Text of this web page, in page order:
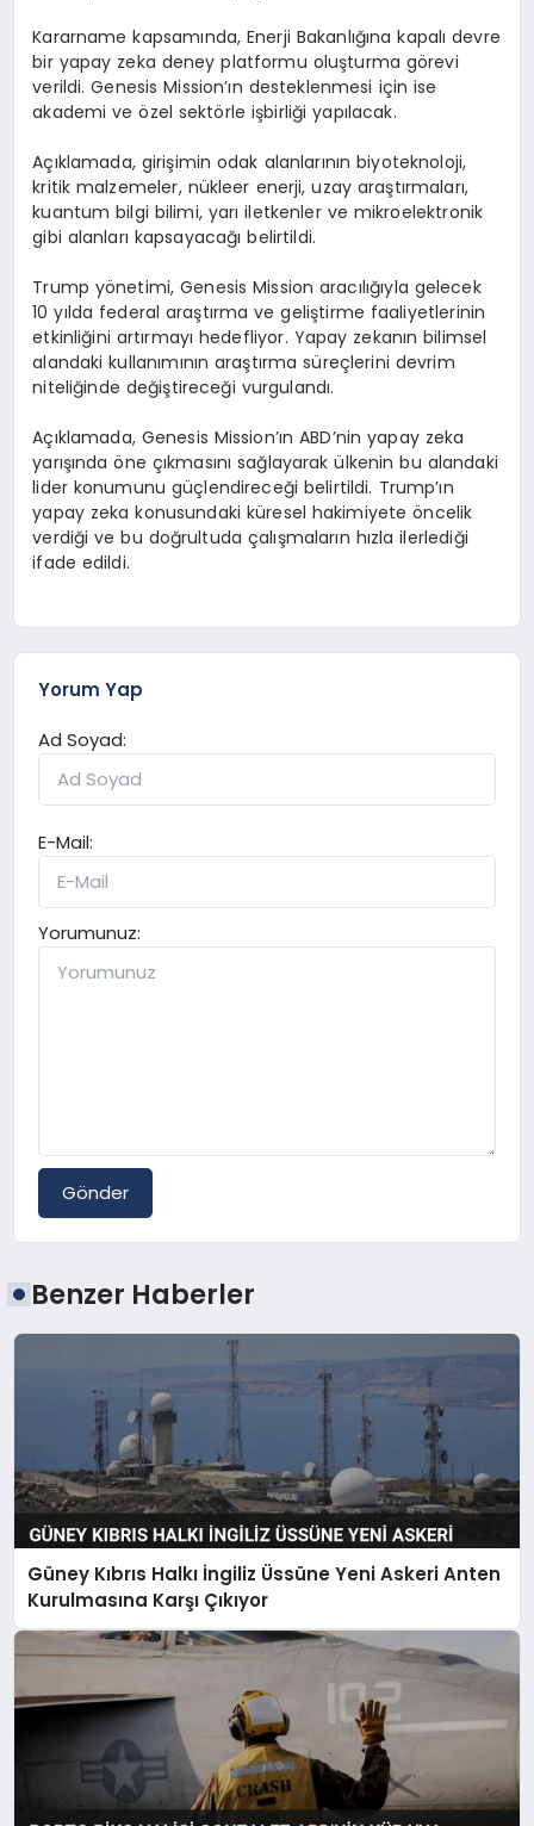
Kararname kapsamında, Enerji Bakanlığına kapalı devre
bir yapay zeka deney platformu oluşturma görevi
verildi. Genesis Mission’ın desteklenmesi için ise
akademi ve özel sektörle işbirliği yapılacak.
Açıklamada, girişimin odak alanlarının biyoteknoloji,
kritik malzemeler, nükleer enerji, uzay araştırmaları,
kuantum bilgi bilimi, yarı iletkenler ve mikroelektronik
gibi alanları kapsayacağı belirtildi.
Trump yönetimi, Genesis Mission aracılığıyla gelecek
10 yılda federal araştırma ve geliştirme faaliyetlerinin
etkinliğini artırmayı hedefliyor. Yapay zekanın bilimsel
alandaki kullanımının araştırma süreçlerini devrim
niteliğinde değiştireceği vurgulandı.
Açıklamada, Genesis Mission’ın ABD’nin yapay zeka
yarışında öne çıkmasını sağlayarak ülkenin bu alandaki
lider konumunu güçlendireceği belirtildi. Trump’ın
yapay zeka konusundaki küresel hakimiyete öncelik
verdiği ve bu doğrultuda çalışmaların hızla ilerlediği
ifade edildi.
Yorum Yap
Ad Soyad:
E-Mail:
Yorumunuz:
Gönder
Benzer Haberler
Güney Kıbrıs Halkı İngiliz Üssüne Yeni Askeri Anten
Kurulmasına Karşı Çıkıyor